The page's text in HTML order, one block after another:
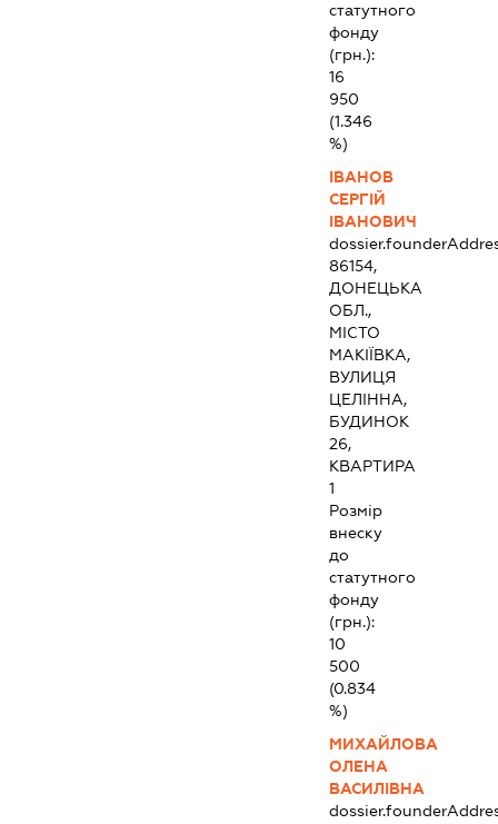
статутного
фонду
(грн.):
16
950
(1.346
%)
ІВАНОВ
СЕРГІЙ
ІВАНОВИЧ
86154,
ДОНЕЦЬКА
ОБЛ.,
МІСТО
МАКІЇВКА,
ВУЛИЦЯ
ЦЕЛІННА,
БУДИНОК
26,
КВАРТИРА
1
Розмір
внеску
до
статутного
фонду
(грн.):
10
500
(0.834
%)
МИХАЙЛОВА
ОЛЕНА
ВАСИЛІВНА